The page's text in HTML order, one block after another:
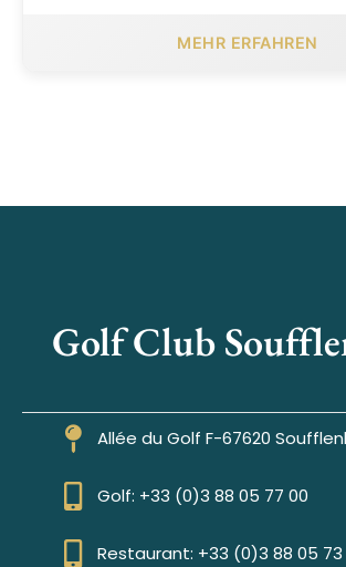
MEHR ERFAHREN
Golf Club
Allée du Golf F-67620
Golf: +33 (0)3 88 05 77 00
Restaurant: +33 (0)3 88 05